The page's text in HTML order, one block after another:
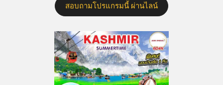
สอบถามโปรแกรมนี้ ผ่านไลน์